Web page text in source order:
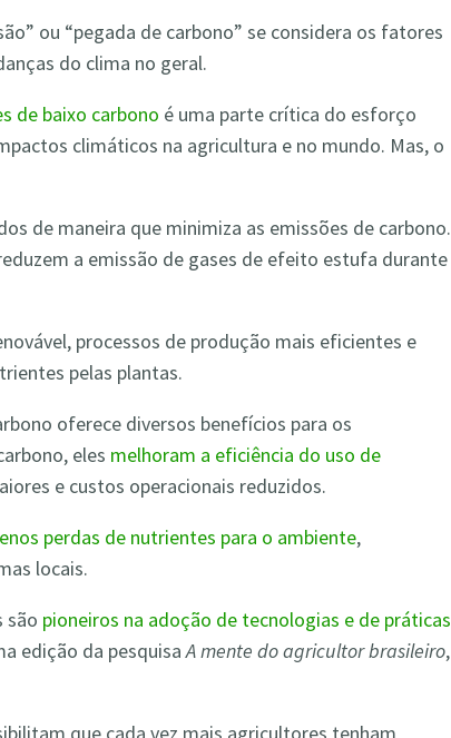
ou “pegada de carbono” se considera os fatores
do clima no geral.
de baixo carbono é uma parte crítica do esforço
climáticos na agricultura e no mundo. Mas, o
de maneira que minimiza as emissões de carbono.
a emissão de gases de efeito estufa durante
processos de produção mais eficientes e
pelas plantas.
oferece diversos benefícios para os
eles melhoram a eficiência do uso de
e custos operacionais reduzidos.
perdas de nutrientes para o ambiente,
locais.
são pioneiros na adoção de tecnologias e de práticas
edição da pesquisaA mente do agricultor brasileiro,